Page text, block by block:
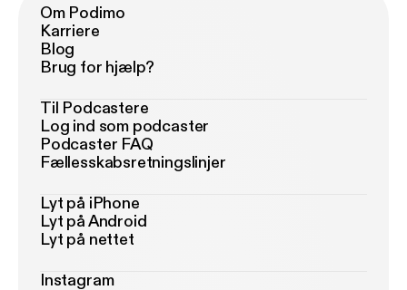
Om Podimo
Karriere
Blog
Brug for hjælp?
Til Podcastere
Log ind som podcaster
Podcaster FAQ
Fællesskabsretningslinjer
Lyt på iPhone
Lyt på Android
Lyt på nettet
Instagram